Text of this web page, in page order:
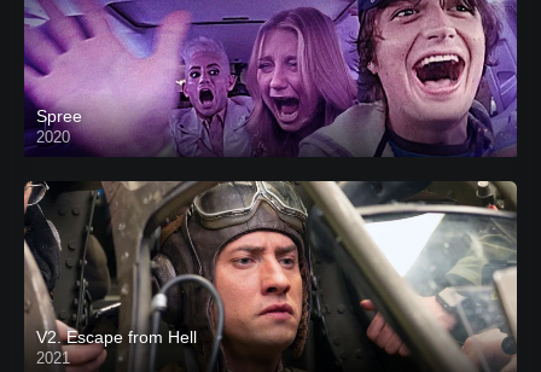
Spree
2020
V2. Escape from Hell
2021